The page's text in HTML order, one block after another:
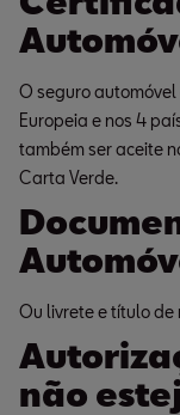
O seguro
Europeia e nos 4
também ser aceite
Carta Verde.
Ou livrete e título
não